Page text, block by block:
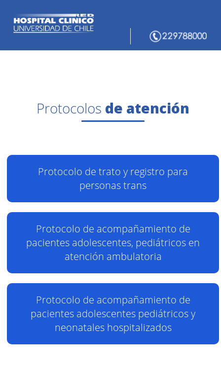
Protocolos de atención
Protocolo de trato y registro para
personas trans
Protocolo de acompañamiento de
pacientes adolescentes, pediátricos en
atención ambulatoria
Protocolo de acompañamiento de
pacientes adolescentes pediátricos y
neonatales hospitalizados